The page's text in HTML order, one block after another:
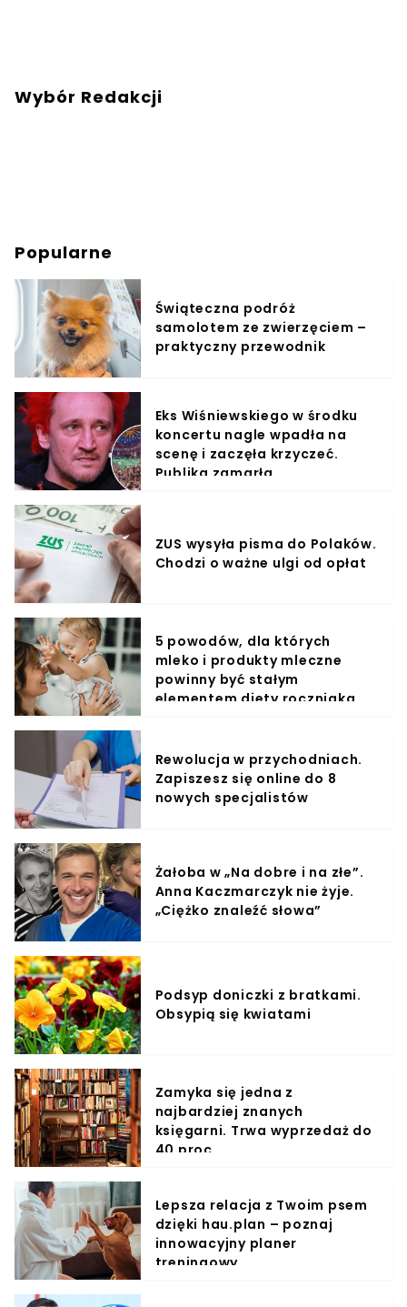
Wybór Redakcji
Popularne
Świąteczna podróż
samolotem ze zwierzęciem –
praktyczny przewodnik
Eks Wiśniewskiego w środku
koncertu nagle wpadła na
scenę i zaczęła krzyczeć.
Publika zamarła
ZUS wysyła pisma do Polaków.
Chodzi o ważne ulgi od opłat
5 powodów, dla których
mleko i produkty mleczne
powinny być stałym
elementem diety roczniaka
Rewolucja w przychodniach.
Zapiszesz się online do 8
nowych specjalistów
Żałoba w „Na dobre i na złe”.
Anna Kaczmarczyk nie żyje.
„Ciężko znaleźć słowa”
Podsyp doniczki z bratkami.
Obsypią się kwiatami
Zamyka się jedna z
najbardziej znanych
księgarni. Trwa wyprzedaż do
40 proc.
Lepsza relacja z Twoim psem
dzięki hau.plan – poznaj
innowacyjny planer
treningowy